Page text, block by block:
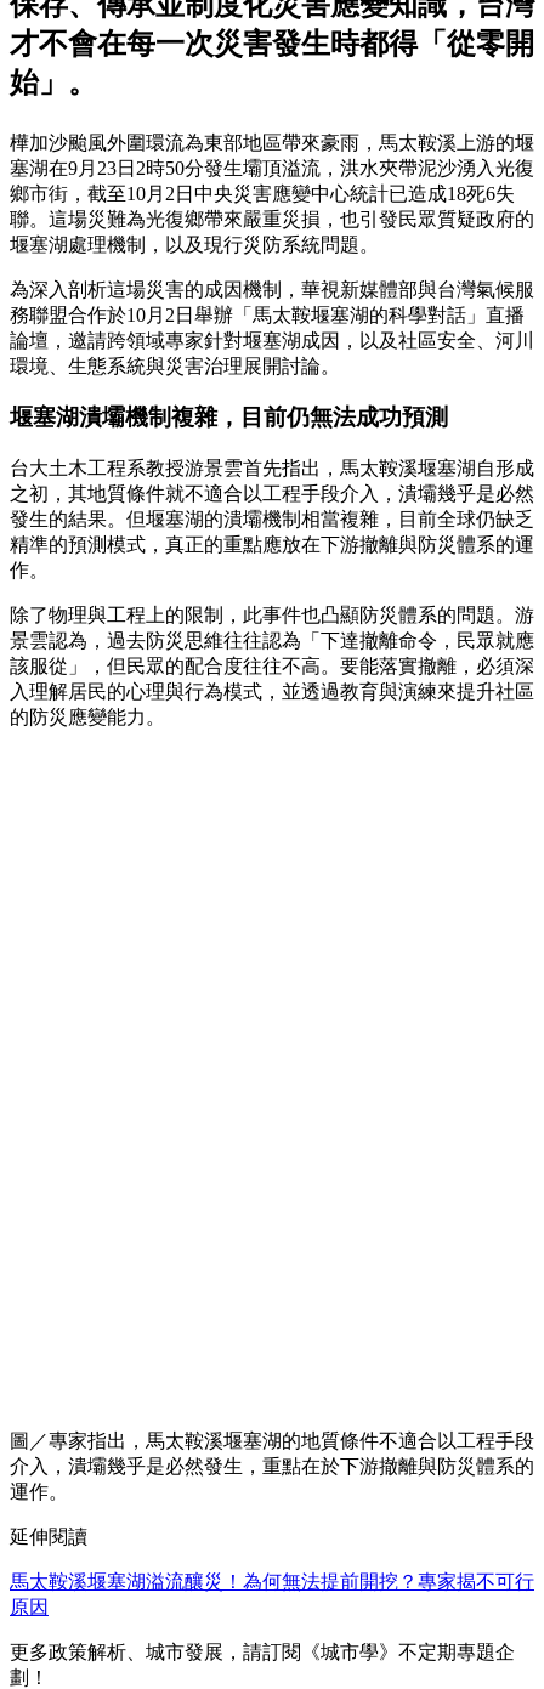
才不會在每一次災害發生時都得「從零開
始」。
樺加沙颱風外圍環流為東部地區帶來豪雨，馬太鞍溪上游的堰
塞湖在9月23日2時50分發生壩頂溢流，洪水夾帶泥沙湧入光復
鄉市街，截至10月2日中央災害應變中心統計已造成18死6失
聯。這場災難為光復鄉帶來嚴重災損，也引發民眾質疑政府的
堰塞湖處理機制，以及現行災防系統問題。
為深入剖析這場災害的成因機制，華視新媒體部與台灣氣候服
務聯盟合作於10月2日舉辦「馬太鞍堰塞湖的科學對話」直播
論壇，邀請跨領域專家針對堰塞湖成因，以及社區安全、河川
環境、生態系統與災害治理展開討論。
堰塞湖潰壩機制複雜，目前仍無法成功預測
台大土木工程系教授游景雲首先指出，馬太鞍溪堰塞湖自形成
之初，其地質條件就不適合以工程手段介入，潰壩幾乎是必然
發生的結果。但堰塞湖的潰壩機制相當複雜，目前全球仍缺乏
精準的預測模式，真正的重點應放在下游撤離與防災體系的運
作。
除了物理與工程上的限制，此事件也凸顯防災體系的問題。游
景雲認為，過去防災思維往往認為「下達撤離命令，民眾就應
該服從」，但民眾的配合度往往不高。要能落實撤離，必須深
入理解居民的心理與行為模式，並透過教育與演練來提升社區
的防災應變能力。
圖／專家指出，馬太鞍溪堰塞湖的地質條件不適合以工程手段
介入，潰壩幾乎是必然發生，重點在於下游撤離與防災體系的
運作。
延伸閱讀
馬太鞍溪堰塞湖溢流釀災！為何無法提前開挖？專家揭不可行
原因
更多政策解析、城市發展，請訂閱《城市學》不定期專題企
劃！